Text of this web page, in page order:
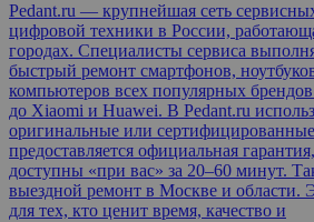
Pedant.ru — крупнейшая сеть
цифровой техники в России,
городах. Специалисты сервиса
быстрый ремонт смартфонов,
компьютеров всех популярных
до Xiaomi и Huawei. В Pedant.ru
оригинальные или
предоставляется официальная
доступны «при вас» за 20–60 минут.
выездной ремонт в Москве и области.
для тех, кто ценит время, качество и